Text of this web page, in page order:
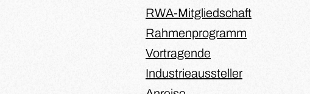
RWA-Mitgliedschaft
Rahmenprogramm
Vortragende
Industrieaussteller